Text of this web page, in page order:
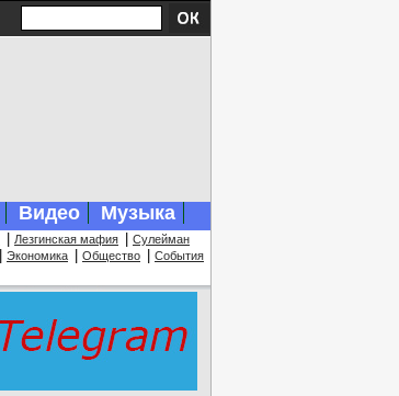
Видео Музыка
Лезгинская мафия
Сулейман
Экономика Общество События